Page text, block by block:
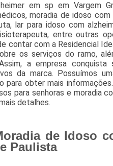
em sp em Vargem
moradia de idoso
lar para idoso com
entre outras
contar com a Residencial
os serviços do ramo,
a empresa conquista
da marca. Possuímos
obter mais
para senhoras e moradia
detalhes.
de Idoso
Paulista